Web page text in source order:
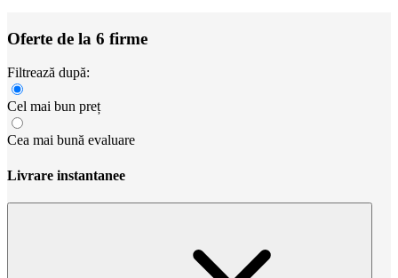
Oferte de la 6 firme
Filtrează după:
Cel mai bun preț
Cea mai bună evaluare
Livrare instantanee